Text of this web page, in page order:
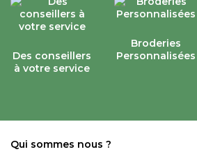
Des conseillers
à votre service
Broderies
Personnalisées
Qui sommes nous ?